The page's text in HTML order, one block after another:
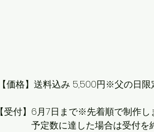
【価格】送料込み 5,500円※父の日限
【受付】6月7日まで※先着順で制作
予定数に達した場合は受付を終